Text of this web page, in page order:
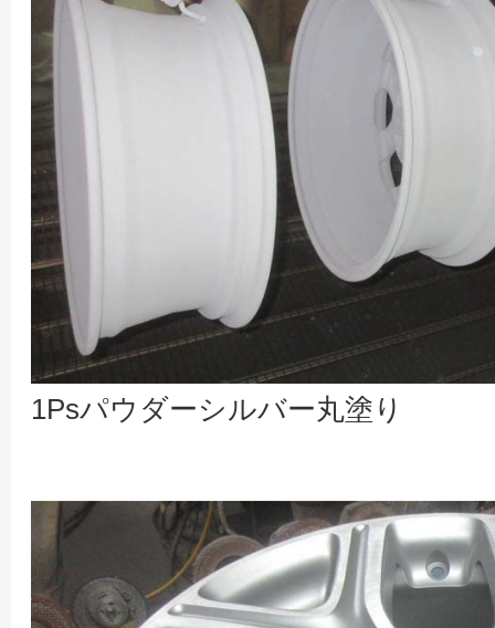
1Psパウダーシルバー丸塗り